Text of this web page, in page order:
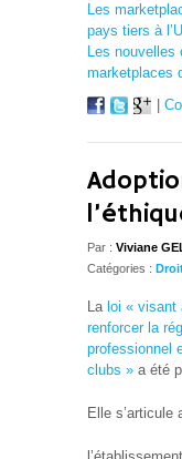
Les
pays tiers à
Les nouvelles
marketplaces
Par : Viviane
Catégories :
La loi « visant
renforcer la
professionnel
clubs » a été
Elle